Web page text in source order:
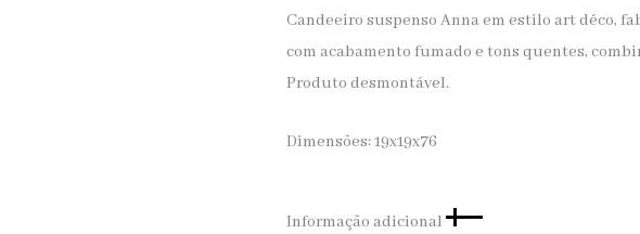
Candeeiro suspenso Anna em estilo art déco,
com acabamento fumado e tons quentes,
Produto desmontável.
Dimensões: 19x19x76
Informação adicional